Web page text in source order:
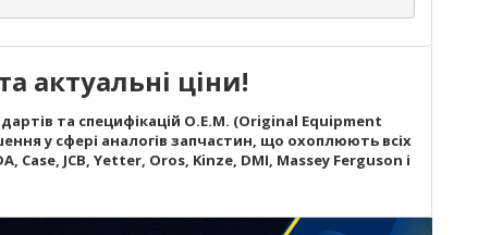
актуальні ціни!
та специфікацій O.E.M. (Original Equipment
у сфері аналогів запчастин, що охоплюють всіх
Case, JCB, Yetter, Oros, Kinze, DMI, Massey Ferguson і